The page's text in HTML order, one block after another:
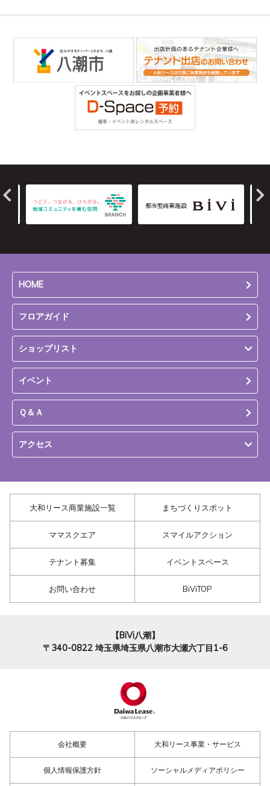
HOME
フロアガイド
ショップリスト
イベント
Ｑ＆Ａ
アクセス
大和リース商業施設一覧 まちづくりスポット
ママスクエア スマイルアクション
テナント募集 イベントスペース
お問い合わせ BiViTOP
【BiVi八潮】
〒340-0822 埼玉県埼玉県八潮市大瀬六丁目1-6
会社概要 大和リース事業・サービス
個人情報保護方針 ソーシャルメディアポリシー